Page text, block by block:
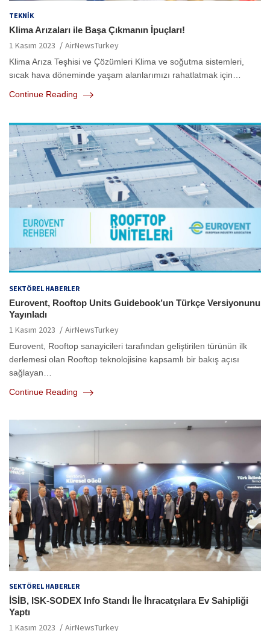
TEKNIK
Klima Arızaları ile Başa Çıkmanın İpuçları!
1 Kasım 2023 AirNewsTurkey
Klima Arıza Teşhisi ve Çözümleri Klima ve soğutma sistemleri,
sıcak hava döneminde yaşam alanlarımızı rahatlatmak için…
Continue Reading
SEKTÖREL HABERLER
Eurovent, Rooftop Units Guidebook’un Türkçe Versiyonunu
Yayınladı
1 Kasım 2023 AirNewsTurkey
Eurovent, Rooftop sanayicileri tarafından geliştirilen türünün ilk
derlemesi olan Rooftop teknolojisine kapsamlı bir bakış açısı
sağlayan…
Continue Reading
SEKTÖREL HABERLER
İSİB, ISK-SODEX Info Standı İle İhracatçılara Ev Sahipliği
Yaptı
1 Kasım 2023 AirNewsTurkey